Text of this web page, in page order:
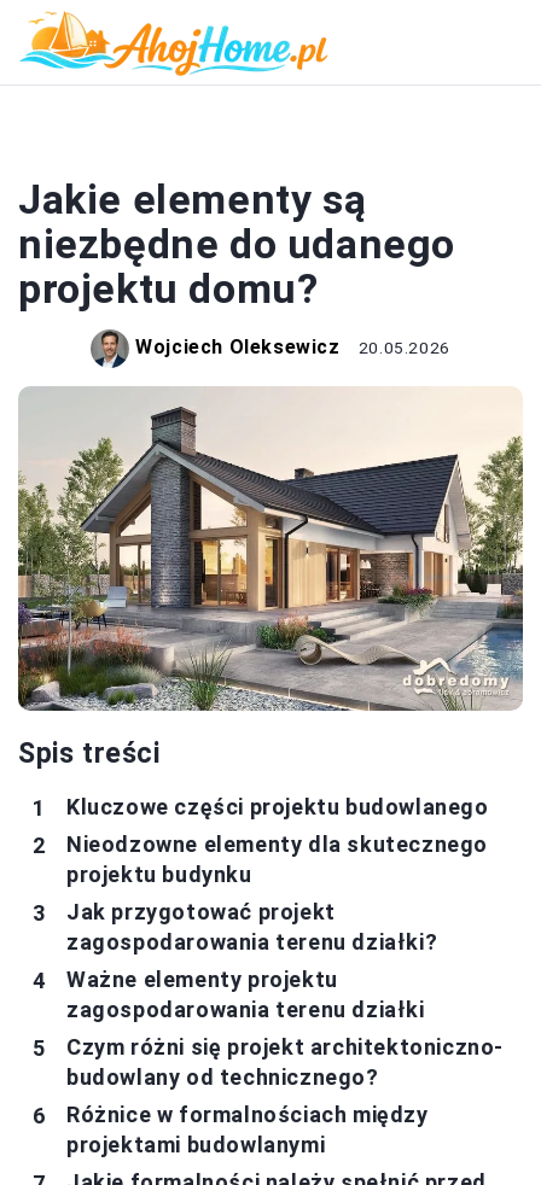
Jakie elementy są
niezbędne do udanego
projektu domu?
Wojciech Oleksewicz 20.05.2026
Spis treści
Kluczowe części projektu budowlanego
Nieodzowne elementy dla skutecznego
projektu budynku
Jak przygotować projekt
zagospodarowania terenu działki?
Ważne elementy projektu
zagospodarowania terenu działki
Czym różni się projekt architektoniczno-
budowlany od technicznego?
Różnice w formalnościach między
projektami budowlanymi